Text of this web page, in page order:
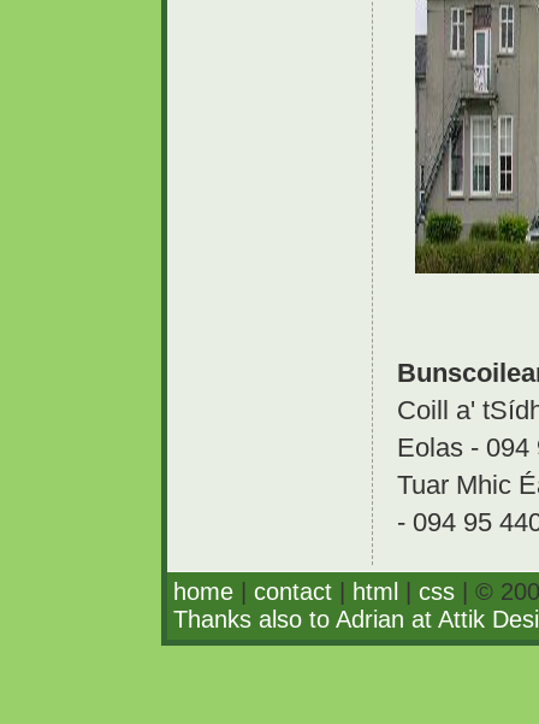
Coill a'
Eolas - 094
Tuar Mhic
- 094 95
home contact html css | ©
Thanks also to Adrian at Attik